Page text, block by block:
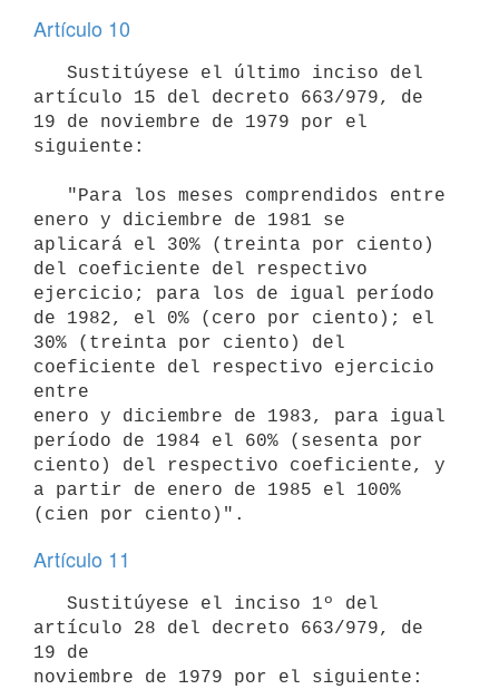
Artículo 10
artículo 15 del decreto 663/979, de
19 de noviembre de 1979 por el
siguiente:
enero y diciembre de 1981 se
aplicará el 30% (treinta por ciento)
del coeficiente del respectivo
ejercicio; para los de igual período
de 1982, el 0% (cero por ciento); el
30% (treinta por ciento) del
coeficiente del respectivo ejercicio
entre
enero y diciembre de 1983, para igual
período de 1984 el 60% (sesenta por
ciento) del respectivo coeficiente, y
a partir de enero de 1985 el 100%
(cien por ciento)".
Artículo 11
artículo 28 del decreto 663/979, de
19 de
noviembre de 1979 por el siguiente: